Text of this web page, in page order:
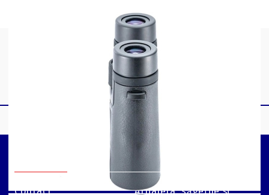
42 mm.
Roof BaK4.
Fully Multi-Coated.
10.8 m @ 100 m.
Aluminiu cauciucat.
Protecție:
Waterproof & Nitrogen Purged.
Contact Arbaleta: săgețile și